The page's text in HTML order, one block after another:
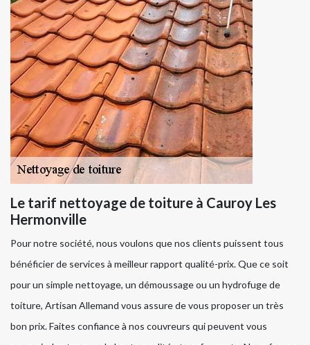
Le tarif nettoyage de toiture à Cauroy Les
Hermonville
Pour notre société, nous voulons que nos clients puissent tous
bénéficier de services à meilleur rapport qualité-prix. Que ce soit
pour un simple nettoyage, un démoussage ou un hydrofuge de
toiture, Artisan Allemand vous assure de vous proposer un très
bon prix. Faites confiance à nos couvreurs qui peuvent vous